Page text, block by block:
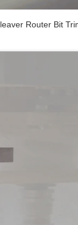
Router Bit